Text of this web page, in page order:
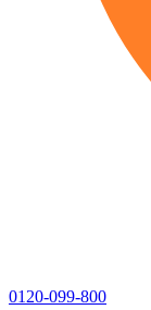
0120-099-800